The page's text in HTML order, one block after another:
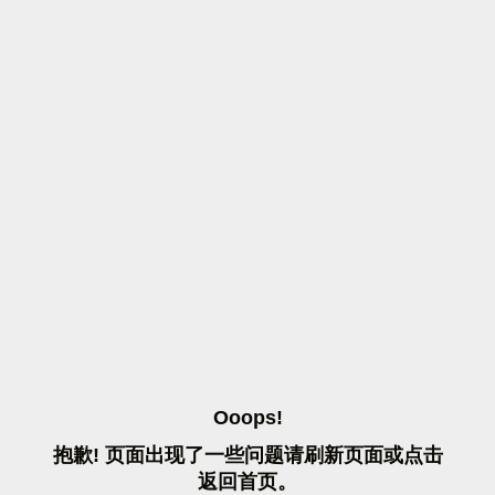
OOOPS!
抱歉! 页面出现了一些问题请刷 新页面或点击
返 回首页。